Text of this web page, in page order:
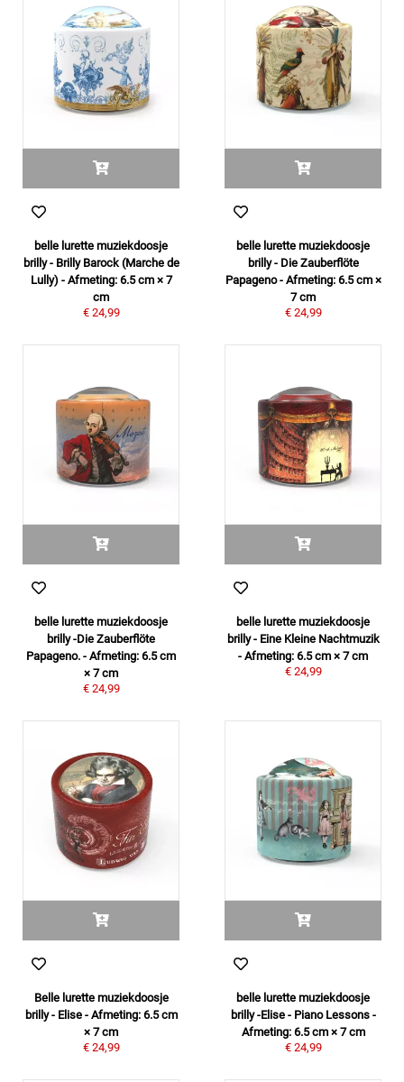
belle lurette muziekdoosje
brilly - Brilly Barock (Marche de
Lully) - Afmeting: 6.5 cm × 7
cm
€ 24,99
belle lurette muziekdoosje
brilly - Die Zauberflöte
Papageno - Afmeting: 6.5 cm ×
7 cm
€ 24,99
belle lurette muziekdoosje
brilly -Die Zauberflöte
Papageno. - Afmeting: 6.5 cm
× 7 cm
€ 24,99
belle lurette muziekdoosje
brilly - Eine Kleine Nachtmuzik
- Afmeting: 6.5 cm × 7 cm
€ 24,99
Belle lurette muziekdoosje
brilly - Elise - Afmeting: 6.5 cm
× 7 cm
€ 24,99
belle lurette muziekdoosje
brilly -Elise - Piano Lessons -
Afmeting: 6.5 cm × 7 cm
€ 24,99